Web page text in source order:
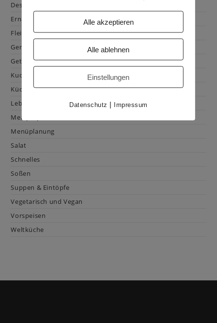
Dessert
Ernährung
Fleisch & Geflügel
Gemüse
Getränke
Kuchen & Gebäck
Küchenhacks
Lebensmittelkunde
Mealprep
Menüplanung
Salat
Schnelles
Soßen
Suppen & Eintöpfe
Vegetarisch und Vegan
Vorspeisen
Weltküche
Alle akzeptieren
Alle ablehnen
Einstellungen
Datenschutz | Impressum